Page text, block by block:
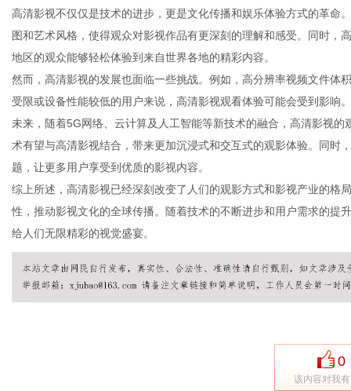
高清影视不仅仅是技术的进步，更是文化传播和娱乐体验方式的革命
图和艺术风格，使得观众对影视作品有更深刻的理解和感受。同时，
地区的观众能够轻松体验到来自世界各地的精彩内容。
然而，高清影视的发展也面临一些挑战。例如，高分辨率视频文件体
受限或设备性能较低的用户来说，高清影视观看体验可能会受到影响
未来，随着5G网络、云计算及人工智能等新技术的融合，高清影视
术有望与高清影视结合，带来更加沉浸式和交互式的观影体验。同时
题，让更多用户享受到优质的影视内容。
综上所述，高清影视已经深刻改变了人们的观影方式和影视产业的格
性，推动影视文化的全球传播。随着技术的不断进步和用户需求的提
给人们无限精彩的视觉盛宴。
0
该内容对我